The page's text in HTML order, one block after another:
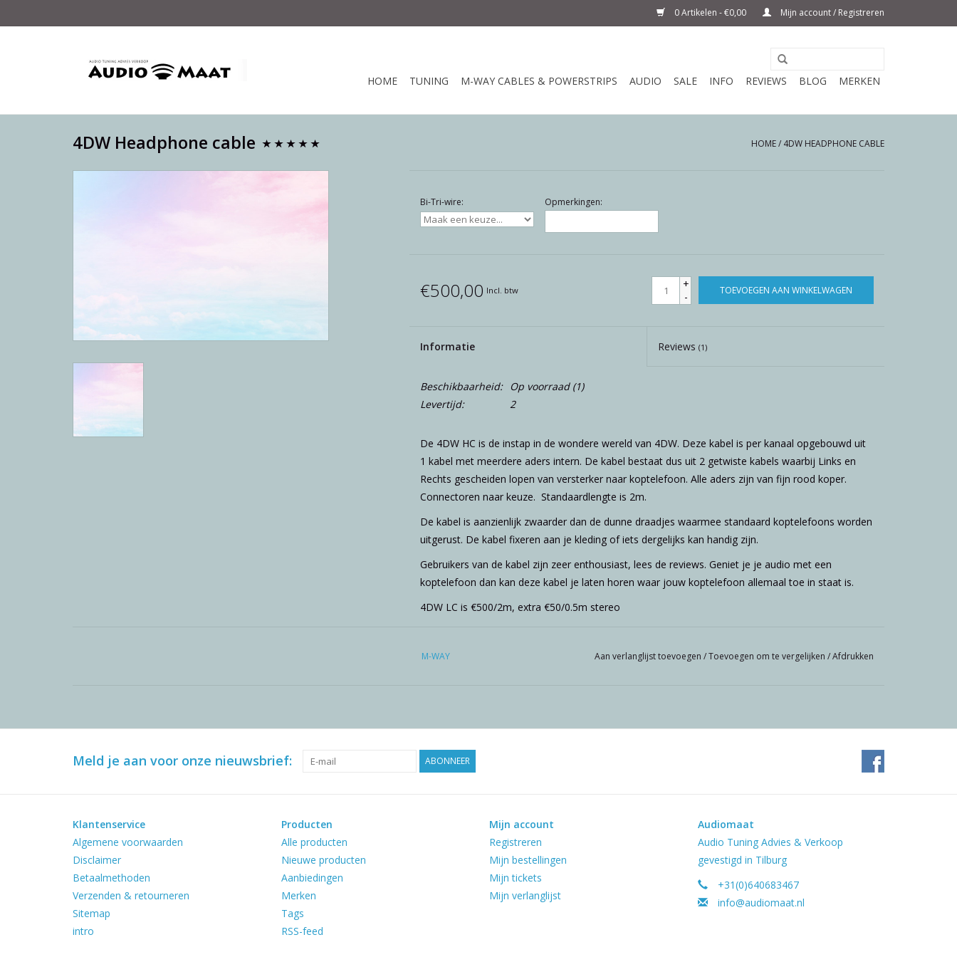
0 Artikelen - €0,00 Mijn account / Registreren
HOME TUNING M-WAY CABLES & POWERSTRIPS AUDIO SALE INFO REVIEWS BLOG MERKEN
4DW Headphone cable HOME/ 4DW HEADPHONE CABLE
Bi-Tri-wire: Opmerkingen:
€500,00 Incl. btw
+
-
TOEVOEGEN AAN WINKELWAGEN
Informatie Reviews(1)
Beschikbaarheid: Op voorraad(1)
Levertijd:
2
De 4DW HC is de instap in de wondere wereld van 4DW. Deze kabel is per kanaal opgebouwd uit
1 kabel met meerdere aders intern. De kabel bestaat dus uit 2 getwiste kabels waarbij Links en
Rechts gescheiden lopen van versterker naar koptelefoon. Alle aders zijn van fijn rood koper.
Connectoren naar keuze. Standaardlengte is 2m.
De kabel is aanzienlijk zwaarder dan de dunne draadjes waarmee standaard koptelefoons worden
uitgerust. De kabel fixeren aan je kleding of iets dergelijks kan handig zijn.
Gebruikers van de kabel zijn zeer enthousiast, lees de reviews. Geniet je je audio met een
koptelefoon dan kan deze kabel je laten horen waar jouw koptelefoon allemaal toe in staat is.
4DW LC is €500/2m, extra €50/0.5m stereo
M-WAY Aan verlanglijst toevoegen /Toevoegen om te vergelijken /Afdrukken
Meld je aan voor onze nieuwsbrief: ABONNEER
Klantenservice
Algemene voorwaarden
Disclaimer
Betaalmethoden
Verzenden & retourneren
Sitemap
intro
Producten
Alle producten
Nieuwe producten
Aanbiedingen
Merken
Tags
RSS-feed
Mijn account
Registreren
Mijn bestellingen
Mijn tickets
Mijn verlanglijst
Audiomaat
Audio Tuning Advies & Verkoop
gevestigd in Tilburg
+31(0)640683467
info@audiomaat.nl